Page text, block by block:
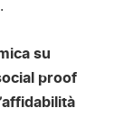
su
proof